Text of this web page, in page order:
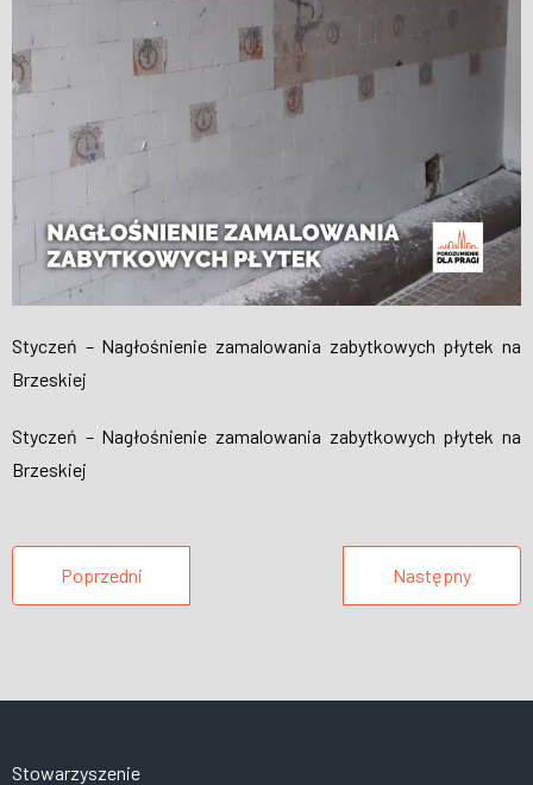
Styczeń – Nagłośnienie zamalowania zabytkowych płytek na
Brzeskiej
Styczeń – Nagłośnienie zamalowania zabytkowych płytek na
Brzeskiej
Poprzedni Następny
Stowarzyszenie